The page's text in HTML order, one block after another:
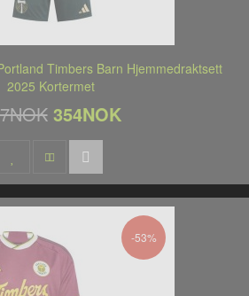
Timbers Barn Hjemmedraktsett
2025 Kortermet
354NOK
-53%